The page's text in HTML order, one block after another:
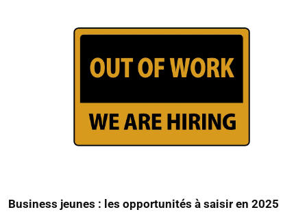
Business jeunes : les opportunités à saisir en 2025